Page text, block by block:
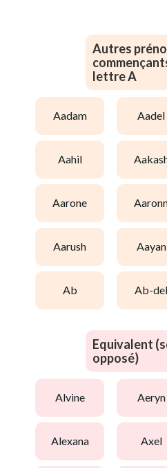
Autres
lettre A
aadam aadel
aahil
aarone
aarush aayan
ab ab-del
Equivalent
opposé)
alvine aeryn
alexana axel